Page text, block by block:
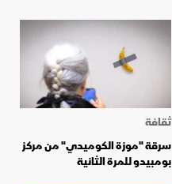
ثقافة
سرقة "موزة الكوميدي" من مركز
بومبيدو للمرة الثانية